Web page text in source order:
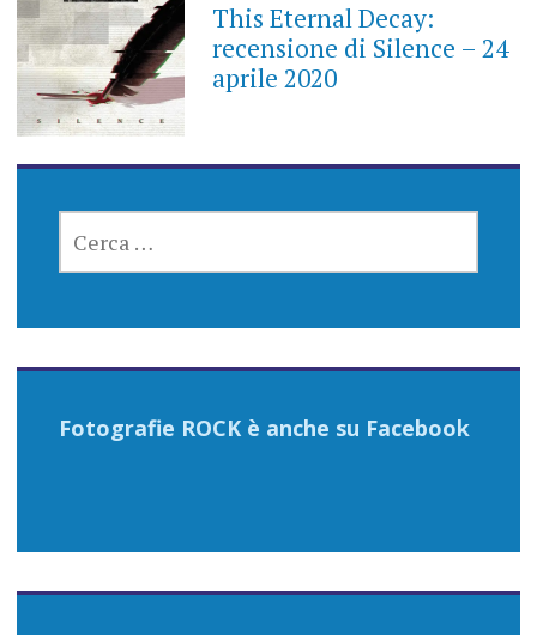
This Eternal Decay:
recensione di Silence – 24
aprile 2020
PER:
Fotografie ROCK è anche su Facebook